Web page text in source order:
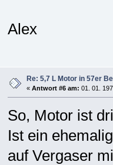
Alex
Re: 5,7 L Motor in 57er
« Antwort #6 am: 01. 01.
So, Motor ist
Ist ein
auf Vergaser